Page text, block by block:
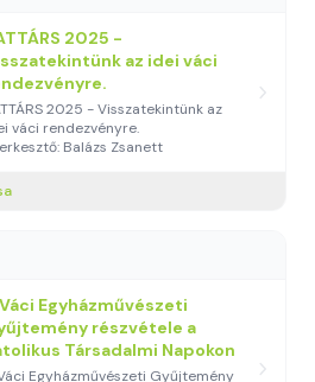
2025 -
az idei váci
2025 - Visszatekintünk az
váci rendezvényre.
Balázs Zsanett
Egyházművészeti
részvétele a
Társadalmi Napokon
Egyházművészeti Gyűjtemény